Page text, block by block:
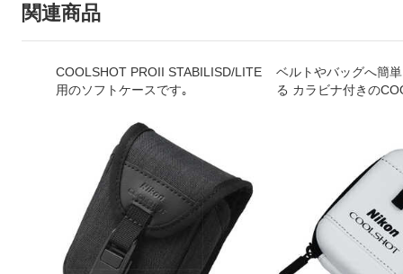
関連商品
COOLSHOT PROII STABILISD/LITE
用のソフトケースです｡
ベルトやバッグへ簡
る カラビナ付きの